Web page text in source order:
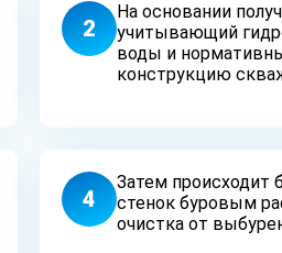
2
На основании
учитывающий
воды и
конструкцию
4
Затем происходит
стенок буровым
очистка от